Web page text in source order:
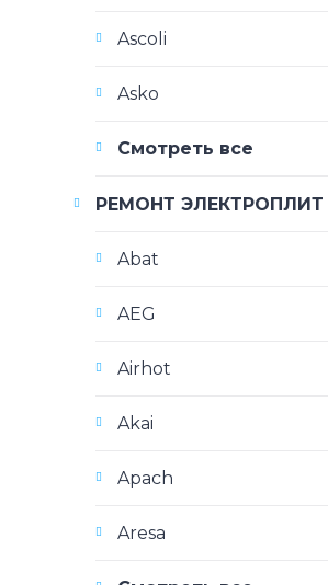
Ascoli
Asko
Смотреть все
РЕМОНТ ЭЛЕКТРОПЛИТ
Abat
AEG
Airhot
Akai
Apach
Aresa